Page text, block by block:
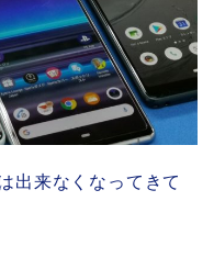
出来なくなってきて